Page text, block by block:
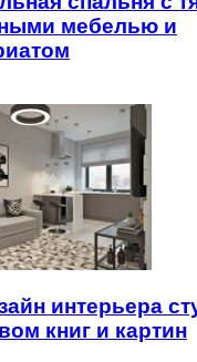
мебелью и
интерьера
книг и картин